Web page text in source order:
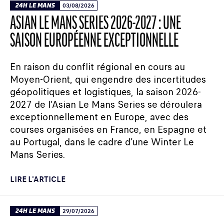
24H LE MANS 03/08/2026
ASIAN LE MANS SERIES 2026-2027 : UNE
SAISON EUROPÉENNE EXCEPTIONNELLE
En raison du conflit régional en cours au
Moyen-Orient, qui engendre des incertitudes
géopolitiques et logistiques, la saison 2026-
2027 de l’Asian Le Mans Series se déroulera
exceptionnellement en Europe, avec des
courses organisées en France, en Espagne et
au Portugal, dans le cadre d’une Winter Le
Mans Series.
LIRE L'ARTICLE
24H LE MANS 29/07/2026